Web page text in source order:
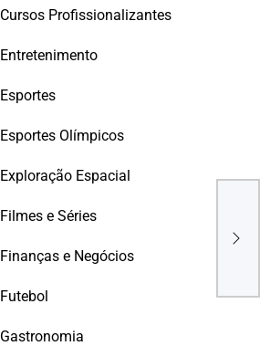
Cursos Profissionalizantes
Entretenimento
Esportes
Esportes Olímpicos
Exploração Espacial
Filmes e Séries
Finanças e Negócios
Futebol
Gastronomia